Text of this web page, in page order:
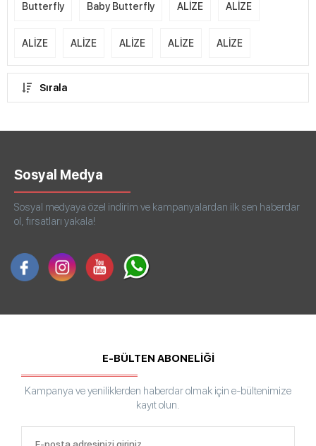
Butterfly Baby Butterfly ALİZE ALİZE
ALİZE ALİZE ALİZE ALİZE ALİZE
Sırala
Sosyal Medya
Sosyal medyaya özel indirim ve kampanyalardan ilk sen haberdar
ol, fırsatları yakala!
E-BÜLTEN ABONELİĞİ
Kampanya ve yeniliklerden haberdar olmak için e-bültenimize
kayıt olun.